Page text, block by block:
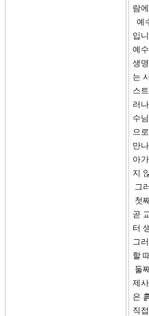
람
예
입
예
생
는
스
러
수
으
만
아
지
그
첫
곧
터
그
할
둘
제
은
직